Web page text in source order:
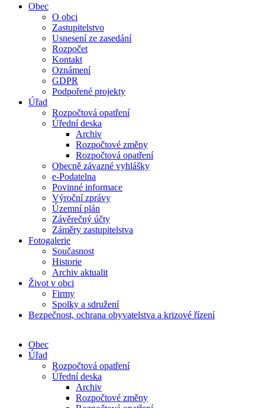
Obec
O obci
Zastupitelstvo
Usnesení ze zasedání
Rozpočet
Kontakt
Oznámení
GDPR
Podpořené projekty
Úřad
Rozpočtová opatření
Úřední deska
Archiv
Rozpočtové změny
Rozpočtová opatření
Obecně závazné vyhlášky
e-Podatelna
Povinné informace
Výroční zprávy
Územní plán
Závěrečný účty
Záměry zastupitelstva
Fotogalerie
Současnost
Historie
Archiv aktualit
Život v obci
Firmy
Spolky a sdružení
Bezpečnost, ochrana obyvatelstva a krizové řízení
Obec
Úřad
Rozpočtová opatření
Úřední deska
Archiv
Rozpočtové změny